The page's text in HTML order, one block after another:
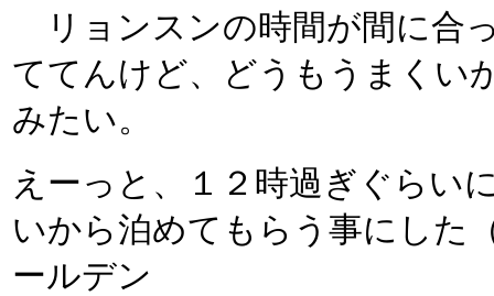
リョンスンの時間が間に合
ててんけど、どうもうまくい
みたい。
えーっと、１２時過ぎぐらい
いから泊めてもらう事にした
ールデン